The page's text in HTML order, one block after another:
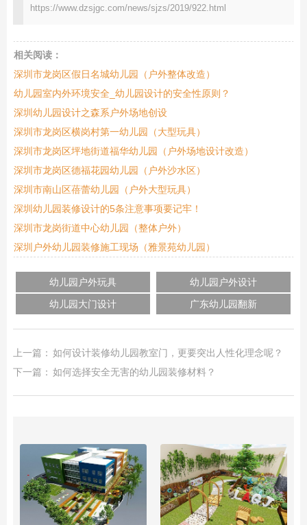
https://www.dzsjgc.com/news/sjzs/2019/922.html
相关阅读：
深圳市龙岗区假日名城幼儿园（户外整体改造）
幼儿园室内外环境安全_幼儿园设计的安全性原则？
深圳幼儿园设计之森系户外场地创设
深圳市龙岗区横岗村第一幼儿园（大型玩具）
深圳市龙岗区坪地街道福华幼儿园（户外场地设计改造）
深圳市龙岗区德福花园幼儿园（户外沙水区）
深圳市南山区蓓蕾幼儿园（户外大型玩具）
深圳幼儿园装修设计的5条注意事项要记牢！
深圳市龙岗街道中心幼儿园（整体户外）
深圳户外幼儿园装修施工现场（雅景苑幼儿园）
幼儿园户外玩具
幼儿园户外设计
幼儿园大门设计
广东幼儿园翻新
上一篇： 如何设计装修幼儿园教室门，更要突出人性化理念呢？
下一篇： 如何选择安全无害的幼儿园装修材料？